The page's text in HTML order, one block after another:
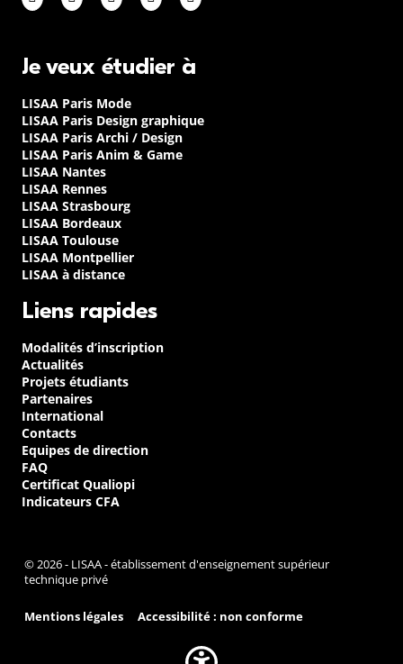
Je veux étudier à
LISAA Paris Mode
LISAA Paris Design graphique
LISAA Paris Archi / Design
LISAA Paris Anim & Game
LISAA Nantes
LISAA Rennes
LISAA Strasbourg
LISAA Bordeaux
LISAA Toulouse
LISAA Montpellier
LISAA à distance
Liens rapides
Modalités d’inscription
Actualités
Projets étudiants
Partenaires
International
Contacts
Equipes de direction
FAQ
Certificat Qualiopi
Indicateurs CFA
© 2026 - LISAA - établissement d'enseignement supérieur
technique privé
Mentions légales Accessibilité : non conforme